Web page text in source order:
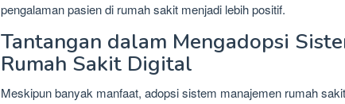
pengalaman pasien di rumah sakit menjadi lebih positif.
Tantangan dalam Mengadopsi
Rumah Sakit Digital
Meskipun banyak manfaat, adopsi sistem manajemen rumah